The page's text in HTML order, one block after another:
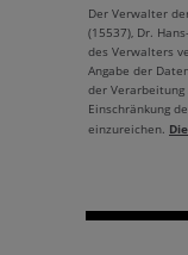
Der Verwalter
(15537), Dr.
des Verwalters
Angabe der
der Verarbeitung
Einschränkung
einzureichen.